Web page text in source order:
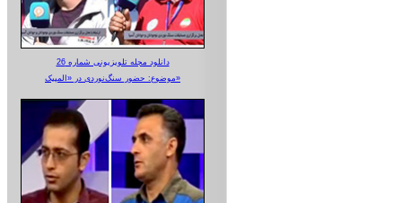
دانلود مجله تلویزیونی شماره 26
موضوع: حضور سنگ‌نوردی در «المپیک»